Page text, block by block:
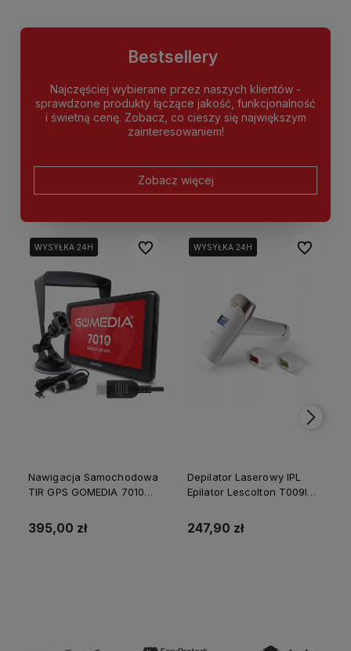
Bestsellery
Najczęściej wybierane przez naszych klientów -
sprawdzone produkty łączące jakość, funkcjonalność
i świetną cenę. Zobacz, co cieszy się największym
zainteresowaniem!
Zobacz więcej
WYSYŁKA 24H
WYSYŁKA 24H
Nawigacja Samochodowa
TIR GPS GOMEDIA 7010
512 GB RAM
395,00 zł
Do ulubionychWYSYŁKA 24H
WYSYŁKA 24H
Depilator Laserowy IPL
Epilator Lescolton T009I
Lampy
247,90 zł
Do